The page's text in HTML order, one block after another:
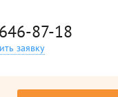
87-18
заявку